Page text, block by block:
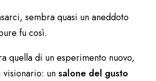
sembra quasi un aneddoto
fu così.
quella di un esperimento nuovo,
visionario: unsalone del gusto